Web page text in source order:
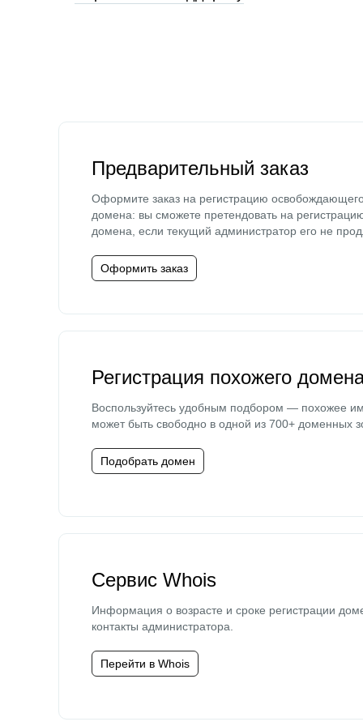
Предварительный заказ
Оформите заказ на регистрацию
домена: вы сможете претендовать на
домена, если текущий администратор его не
Оформить заказ
Регистрация похожего
Воспользуйтесь удобным подбором — похожее
может быть свободно в одной из 700+ доменных
Подобрать домен
Сервис Whois
Информация о возрасте и сроке регистрации
контакты администратора.
Перейти в Whois